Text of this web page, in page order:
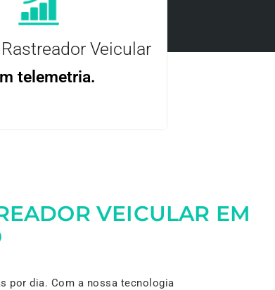
Veicular
telemetria.
em contato
VEICULAR EM
por dia. Com a nossa tecnologia